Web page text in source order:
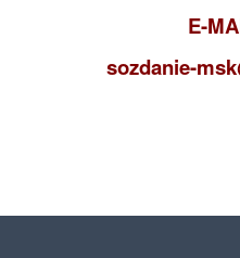
E-
sozdanie-